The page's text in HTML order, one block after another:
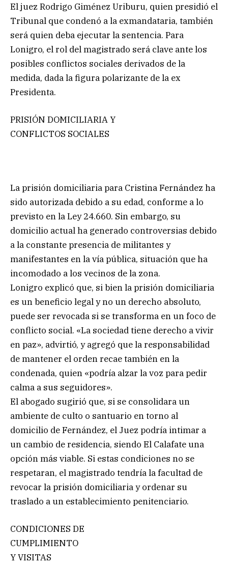
El juez Rodrigo Giménez Uriburu, quien presidió el
Tribunal que condenó a la exmandataria, también
será quien deba ejecutar la sentencia. Para
Lonigro, el rol del magistrado será clave ante los
posibles conflictos sociales derivados de la
medida, dada la figura polarizante de la ex
Presidenta.
PRISIÓN DOMICILIARIA Y
CONFLICTOS SOCIALES
La prisión domiciliaria para Cristina Fernández ha
sido autorizada debido a su edad, conforme a lo
previsto en la Ley 24.660. Sin embargo, su
domicilio actual ha generado controversias debido
a la constante presencia de militantes y
manifestantes en la vía pública, situación que ha
incomodado a los vecinos de la zona.
Lonigro explicó que, si bien la prisión domiciliaria
es un beneficio legal y no un derecho absoluto,
puede ser revocada si se transforma en un foco de
conflicto social. «La sociedad tiene derecho a vivir
en paz», advirtió, y agregó que la responsabilidad
de mantener el orden recae también en la
condenada, quien «podría alzar la voz para pedir
calma a sus seguidores».
El abogado sugirió que, si se consolidara un
ambiente de culto o santuario en torno al
domicilio de Fernández, el Juez podría intimar a
un cambio de residencia, siendo El Calafate una
opción más viable. Si estas condiciones no se
respetaran, el magistrado tendría la facultad de
revocar la prisión domiciliaria y ordenar su
traslado a un establecimiento penitenciario.
CONDICIONES DE
CUMPLIMIENTO
Y VISITAS